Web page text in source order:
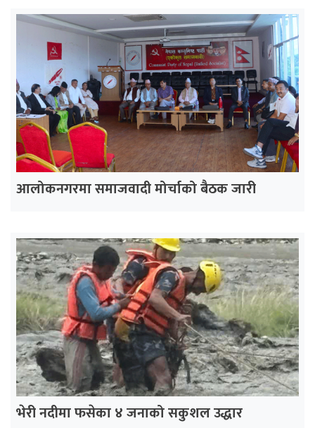
आलोकनगरमा समाजवादी मोर्चाको बैठक जारी
भेरी नदीमा फसेका ४ जनाको सकुशल उद्धार